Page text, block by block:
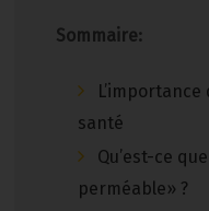
Sommaire:
santé
Qu’est-ce
perméable» ?